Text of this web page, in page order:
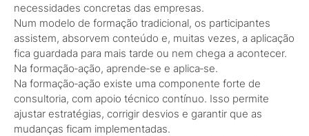
necessidades concretas das empresas.
Num modelo de formação tradicional, os participantes
assistem, absorvem conteúdo e, muitas vezes, a aplicação
fica guardada para mais tarde ou nem chega a acontecer.
Na formação‑ação, aprende‑se e aplica‑se.
Na formação‑ação existe uma componente forte de
consultoria, com apoio técnico contínuo. Isso permite
ajustar estratégias, corrigir desvios e garantir que as
mudanças ficam implementadas.